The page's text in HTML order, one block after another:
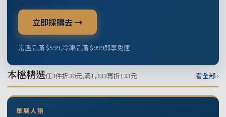
立即採購去 →
常溫品滿 $599,冷凍品滿 $999即享免運
本檔精選任3件折30元,滿1,333再折133元 看全部 ›
策展人語